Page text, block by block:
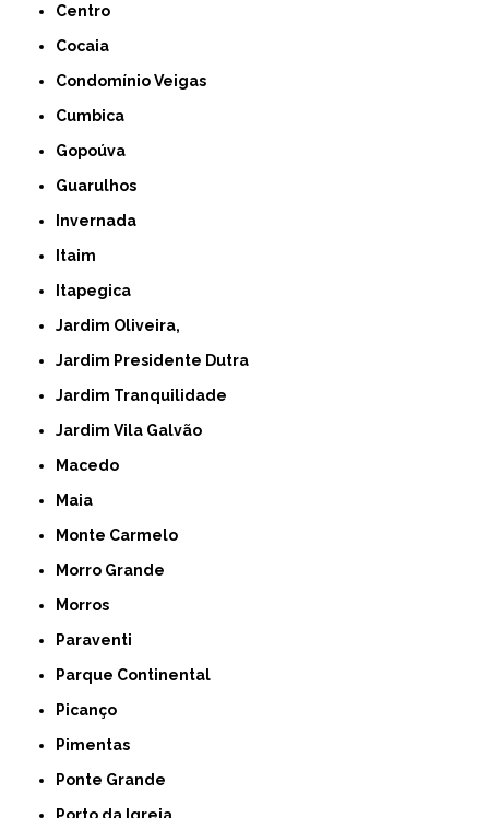
Centro
Cocaia
Condomínio Veigas
Cumbica
Gopoúva
Guarulhos
Invernada
Itaim
Itapegica
Jardim Oliveira,
Jardim Presidente Dutra
Jardim Tranquilidade
Jardim Vila Galvão
Macedo
Maia
Monte Carmelo
Morro Grande
Morros
Paraventi
Parque Continental
Picanço
Pimentas
Ponte Grande
Porto da Igreja